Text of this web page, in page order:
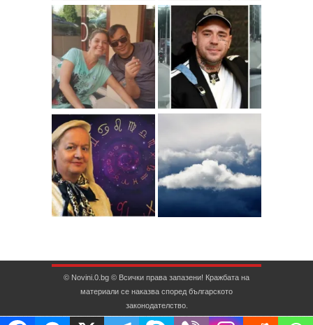
© Novini.0.bg © Всички права запазени! Кражбата на
материали се наказва според българското
законодателство.